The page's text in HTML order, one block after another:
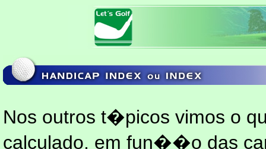
Nos outros t�picos vimos o
calculado, em fun��o das